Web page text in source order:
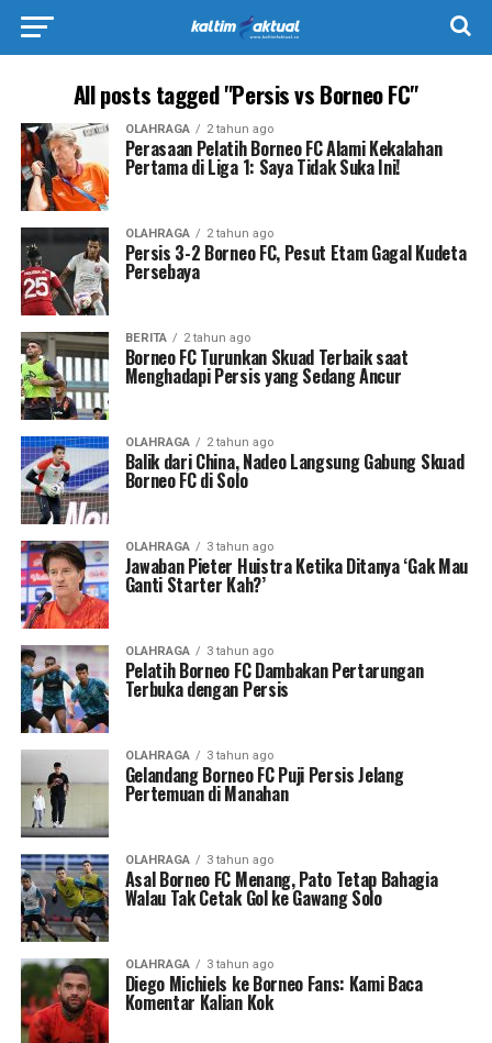
All posts tagged "Persis vs Borneo FC"
OLAHRAGA 2 tahun ago
Perasaan Pelatih Borneo FC Alami Kekalahan
Pertama di Liga 1: Saya Tidak Suka Ini!
OLAHRAGA 2 tahun ago
Persis 3-2 Borneo FC, Pesut Etam Gagal Kudeta
Persebaya
BERITA 2 tahun ago
Borneo FC Turunkan Skuad Terbaik saat
Menghadapi Persis yang Sedang Ancur
OLAHRAGA 2 tahun ago
Balik dari China, Nadeo Langsung Gabung Skuad
Borneo FC di Solo
OLAHRAGA 3 tahun ago
Jawaban Pieter Huistra Ketika Ditanya ‘Gak Mau
Ganti Starter Kah?’
OLAHRAGA 3 tahun ago
Pelatih Borneo FC Dambakan Pertarungan
Terbuka dengan Persis
OLAHRAGA 3 tahun ago
Gelandang Borneo FC Puji Persis Jelang
Pertemuan di Manahan
OLAHRAGA 3 tahun ago
Asal Borneo FC Menang, Pato Tetap Bahagia
Walau Tak Cetak Gol ke Gawang Solo
OLAHRAGA 3 tahun ago
Diego Michiels ke Borneo Fans: Kami Baca
Komentar Kalian Kok